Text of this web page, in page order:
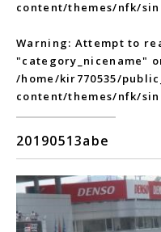
content/themes/nfk/
Warning: Attempt to
"category_nicename"
/home/kir770535/
content/themes/nfk/
20190513abe